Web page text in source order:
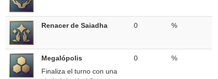
Renacer de Saiadha 0 %
Megalópolis
Finaliza el turno con una
0 %